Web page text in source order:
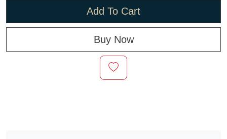
Add To Cart
Buy Now